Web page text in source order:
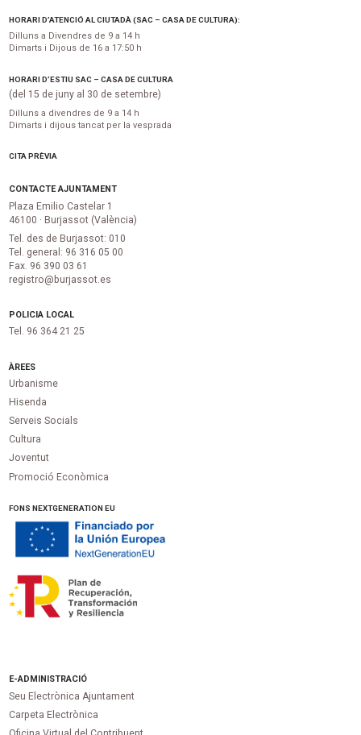
HORARI D’ATENCIÓ AL CIUTADÀ (SAC – CASA DE CULTURA):
Dilluns a Divendres de 9 a 14 h
Dimarts i Dijous de 16 a 17:50 h
HORARI D’ESTIU SAC – CASA DE CULTURA
(del 15 de juny al 30 de setembre)
Dilluns a divendres de 9 a 14 h
Dimarts i dijous tancat per la vesprada
CITA PRÈVIA
CONTACTE AJUNTAMENT
Plaza Emilio Castelar 1
46100 · Burjassot (València)
Tel. des de Burjassot: 010
Tel. general: 96 316 05 00
Fax. 96 390 03 61
registro@burjassot.es
POLICIA LOCAL
Tel. 96 364 21 25
ÀREES
Urbanisme
Hisenda
Serveis Socials
Cultura
Joventut
Promoció Econòmica
FONS NEXTGENERATION EU
E-ADMINISTRACIÓ
Seu Electrònica Ajuntament
Carpeta Electrònica